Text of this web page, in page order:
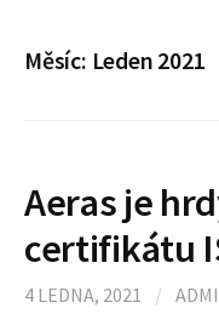
Měsíc: Leden 2021
Aeras je
certifikátu
4 LEDNA, 2021 /